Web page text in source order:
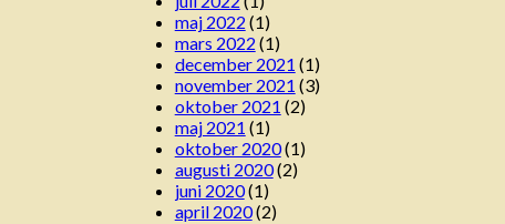
maj 2022 (1)
mars 2022 (1)
december 2021 (1)
november 2021 (3)
oktober 2021 (2)
maj 2021 (1)
oktober 2020(1)
augusti 2020(2)
juni 2020(1)
april 2020(2)